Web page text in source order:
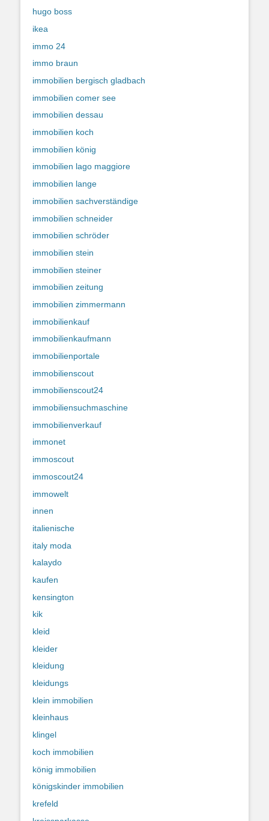
hugo boss
ikea
immo 24
immo braun
immobilien bergisch gladbach
immobilien comer see
immobilien dessau
immobilien koch
immobilien könig
immobilien lago maggiore
immobilien lange
immobilien sachverständige
immobilien schneider
immobilien schröder
immobilien stein
immobilien steiner
immobilien zeitung
immobilien zimmermann
immobilienkauf
immobilienkaufmann
immobilienportale
immobilienscout
immobilienscout24
immobiliensuchmaschine
immobilienverkauf
immonet
immoscout
immoscout24
immowelt
innen
italienische
italy moda
kalaydo
kaufen
kensington
kik
kleid
kleider
kleidung
kleidungs
klein immobilien
kleinhaus
klingel
koch immobilien
könig immobilien
königskinder immobilien
krefeld